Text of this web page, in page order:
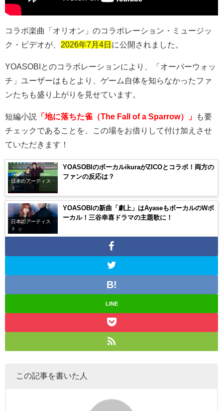
コラボ楽曲「オリオン」のコラボレーション・ミュージッ
ク・ビデオが、 2026年7月4日 に公開されました。
YOASOBIとのコラボレーションにより、「オーバーウォッ
チ」ユーザーはもとより、ゲーム自体を知らなかったファ
ンたちも盛り上がりを見せています。
短編小説 「地に落ちた雀（The Fall of a Sparrow）」
も要
チェックであることを、この場をお借りして付け加えさせ
ていただきます！
日本のアーティス
ト
YOASOBIのボーカルikuraがZICOとコラボ！両方の
ファンの反応は？
日本のアーティス
ト
YOASOBIの新曲「劇上」はAyaseもボーカルのWボ
ーカル！三谷幸喜ドラマの主題歌に！
LINE
この記事を書いた人